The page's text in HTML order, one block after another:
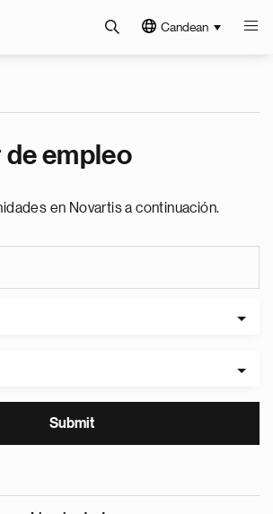
Candean
de empleo
en Novartis a continuación.